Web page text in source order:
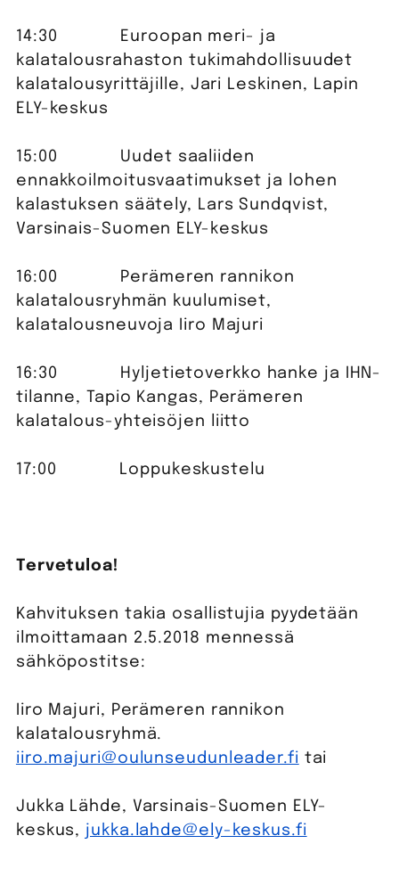
14:30 Euroopan meri- ja
kalatalousrahaston tukimahdollisuudet
kalatalousyrittäjille, Jari Leskinen, Lapin
ELY-keskus
15:00 Uudet saaliiden
ennakkoilmoitusvaatimukset ja lohen
kalastuksen säätely, Lars Sundqvist,
Varsinais-Suomen ELY-keskus
16:00 Perämeren rannikon
kalatalousryhmän kuulumiset,
kalatalousneuvoja Iiro Majuri
16:30 Hyljetietoverkko hanke ja IHN-
tilanne, Tapio Kangas, Perämeren
kalatalous-yhteisöjen liitto
17:00 Loppukeskustelu
Tervetuloa!
Kahvituksen takia osallistujia pyydetään
ilmoittamaan 2.5.2018 mennessä
sähköpostitse:
Iiro Majuri, Perämeren rannikon
kalatalousryhmä.
iiro.majuri@oulunseudunleader.fi tai
Jukka Lähde, Varsinais-Suomen ELY-
keskus, jukka.lahde@ely-keskus.fi